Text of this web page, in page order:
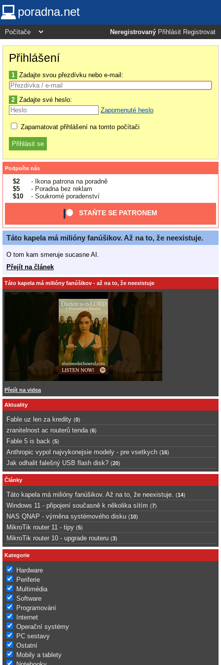
poradna.net
Neregistrovaný Přihlásit Registrovat
Přihlášení
1 Zadajte svou přezdívku nebo e-mail:
2 Zadajte své heslo:
Zapomenuté heslo
Zapamatovat přihlášení na tomto počítači
Podpořte nás
$2
- Ikona patrona na poradně
$5
- Poradna bez reklam
$10
- Soukromé poradenství
STAŇTE SE PATRONEM
Táto kapela má milióny fanúšikov. Až na to, že neexistuje.
O tom kam smeruje sucasne AI.
Přejít na článek
Táto kapela má milióny fanúšikov - až na to, že neexistuje
Přejít na videa
Aktuality
Fable uz len za kredity (0)
zranitelnost ac routerů tenda (6)
Fable 5 is back (5)
Anthropic vypol najvykonejsie modely - pre vsetkych (16)
Jak odhalit falešný USB flash disk? (20)
Články
Táto kapela má milióny fanúšikov. Až na to, že neexistuje. (14)
Windows 11 - připojení současně k několika sítím (7)
NAS QNAP - výměna systémového disku (10)
MikroTik router 11 - tipy (5)
MikroTik router 10 - upgrade routeru (3)
Kategorie
Hardware
Periferie
Multimédia
Software
Programování
Internet
Operační systémy
PC sestavy
Ostatní
Mobily a tablety